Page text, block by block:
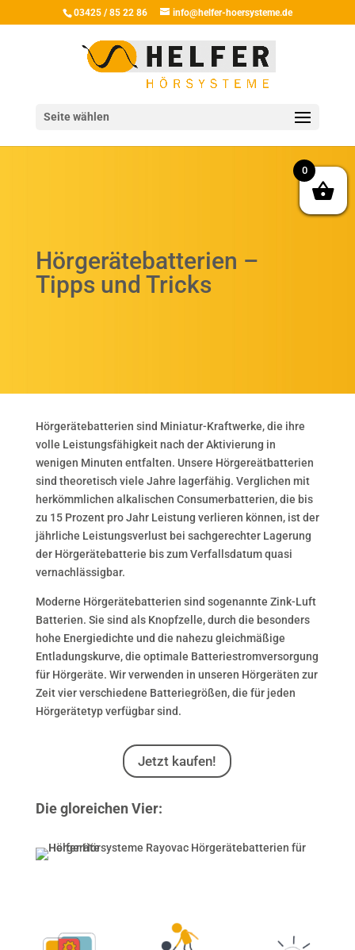
03425 / 85 22 86 info@helfer-hoersysteme.de
Seite wählen
Hörgerätebatterien –
Tipps und Tricks
Hörgerätebatterien sind Miniatur-Kraftwerke, die ihre
volle Leistungsfähigkeit nach der Aktivierung in
wenigen Minuten entfalten. Unsere Hörgereätbatterien
sind theoretisch viele Jahre lagerfähig. Verglichen mit
herkömmlichen alkalischen Consumerbatterien, die bis
zu 15 Prozent pro Jahr Leistung verlieren können, ist der
jährliche Leistungsverlust bei sachgerechter Lagerung
der Hörgerätebatterie bis zum Verfallsdatum quasi
vernachlässigbar.
Moderne Hörgerätebatterien sind sogenannte Zink-Luft
Batterien. Sie sind als Knopfzelle, durch die besonders
hohe Energiedichte und die nahezu gleichmäßige
Entladungskurve, die optimale Batteriestromversorgung
für Hörgeräte. Wir verwenden in unseren Hörgeräten zur
Zeit vier verschiedene Batteriegrößen, die für jeden
Hörgerätetyp verfügbar sind.
Jetzt kaufen!
Die gloreichen Vier:
0